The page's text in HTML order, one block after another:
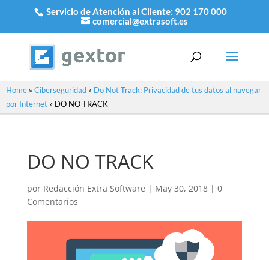
Servicio de Atención al Cliente: 902 170 000
comercial@extrasoft.es
Home » Ciberseguridad » Do Not Track: Privacidad de tus datos al navegar
por Internet » DO NO TRACK
DO NO TRACK
por Redacción Extra Software | May 30, 2018| 0
Comentarios